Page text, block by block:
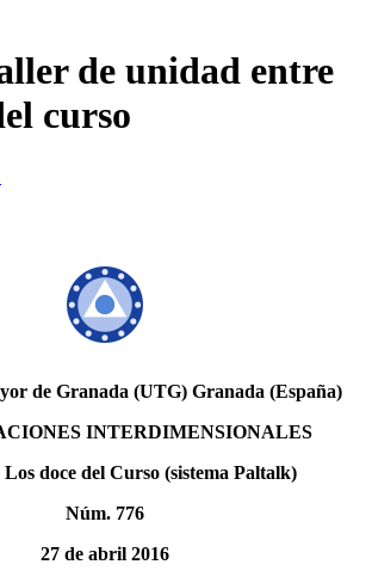
de unidad entre
curso
de Granada (UTG) Granada (España)
INTERDIMENSIONALES
doce del Curso (sistema Paltalk)
Núm. 776
27 de abril 2016